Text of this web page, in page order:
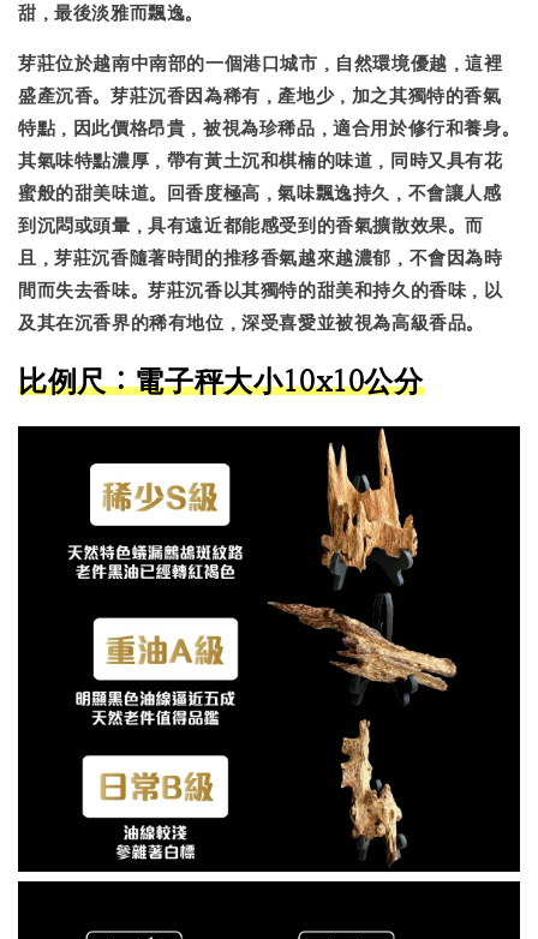
甜，最後淡雅而飄逸。
芽莊位於越南中南部的一個港口城市，自然環境優越，這裡
盛產沉香。芽莊沉香因為稀有，產地少，加之其獨特的香氣
特點，因此價格昂貴，被視為珍稀品，適合用於修行和養身。
其氣味特點濃厚，帶有黃土沉和棋楠的味道，同時又具有花
蜜般的甜美味道。回香度極高，氣味飄逸持久，不會讓人感
到沉悶或頭暈，具有遠近都能感受到的香氣擴散效果。而
且，芽莊沉香隨著時間的推移香氣越來越濃郁，不會因為時
間而失去香味。芽莊沉香以其獨特的甜美和持久的香味，以
及其在沉香界的稀有地位，深受喜愛並被視為高級香品。
比例尺：電子秤大小10x10公分